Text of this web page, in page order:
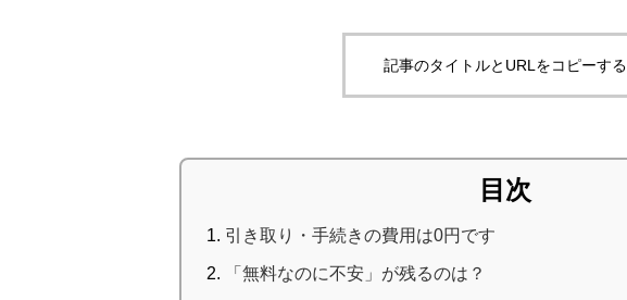
記事のタイトルとURLをコピーする
目次
引き取り・手続きの費用は0円です
「無料なのに不安」が残るのは？